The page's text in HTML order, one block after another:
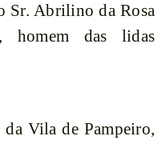
Sr. Abrilino da Rosa
homem das lidas
Vila de Pampeiro,